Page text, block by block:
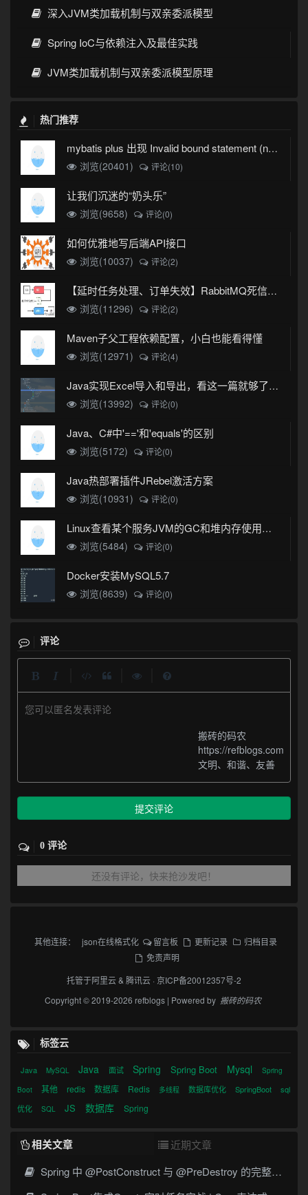
深入JVM类加载机制与双亲委派模型
Spring IoC与依赖注入及最佳实践
JVM类加载机制与双亲委派模型原理
热门推荐
mybatis plus 出现 Invalid bound statement (not found)
浏览(20401)
评论(10)
让我们沉迷的“奶头乐”
浏览(9658) 评论(0)
如何优雅地写后端API接口
浏览(10037) 评论(2)
【延时任务处理、订单失效】RabbitMQ死信队列实现
浏览(11296)
评论(2)
Maven子父工程依赖配置，小白也能看得懂
浏览(12971) 评论(4)
Java实现Excel导入和导出，看这一篇就够了(珍藏版)
浏览(13992)
评论(0)
Java、C#中'=='和'equals'的区别
浏览(5172) 评论(0)
Java热部署插件JRebel激活方案
浏览(10931) 评论(0)
Linux查看某个服务JVM的GC和堆内存使用情况
浏览(5484)
评论(0)
Docker安装MySQL5.7
浏览(8639) 评论(0)
评论
您可以匿名发表评论
搬砖的码农
https://refblogs.com
文明、和谐、友善
提交评论
0 评论
还没有评论，快来抢沙发吧！
其他连接： json在线格式化 留言板 更新记录
归档目录
免责声明
托管于阿里云& 腾讯云 ·京ICP备20012357号-2
Copyright © 2019-2026 refblogs | Powered by 搬砖的码农
标签云
Java MySQL Java 面试 Spring Spring Boot Mysql
Spring
Boot
其他 redis 数据库 Redis 多线程 数据库优化 SpringBoot
sql
优化
SQL JS 数据库 Spring
相关文章
近期文章
Spring 中 @PostConstruct 与 @PreDestroy 的完整与实战